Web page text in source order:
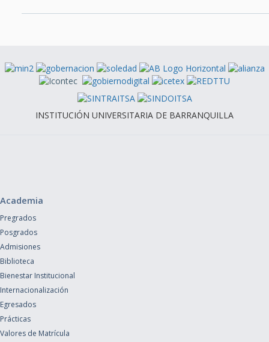
INSTITUCIÓN UNIVERSITARIA DE BARRANQUILLA
Academia
Pregrados
Posgrados
Admisiones
Biblioteca
Bienestar Institucional
Internacionalización
Egresados
Prácticas
Valores de Matrícula